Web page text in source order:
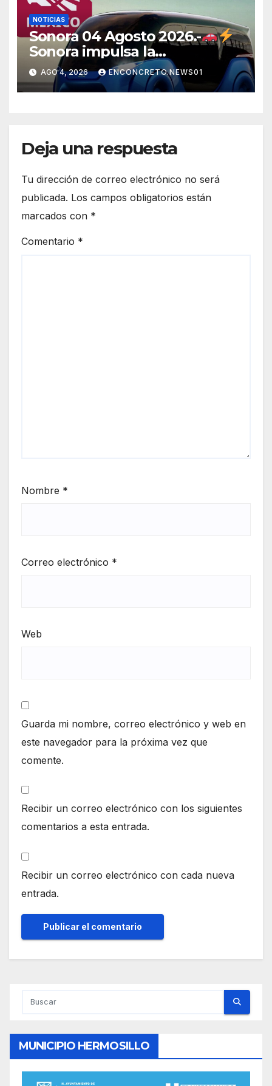
NOTICIAS
Sonora 04 Agosto 2026.-
Sonora impulsa la
electromovilidad con
«Beyond», un vehículo
eléctrico desarrollado junto al
AGO 4, 2026 ENCONCRETO.NEWS01
Deja una respuesta
Tu dirección de correo electrónico no será
publicada. Los campos obligatorios están
marcados con *
Comentario *
Nombre *
Correo electrónico *
Web
Guarda mi nombre, correo electrónico y web en
este navegador para la próxima vez que
comente.
Recibir un correo electrónico con los siguientes
comentarios a esta entrada.
Recibir un correo electrónico con cada nueva
entrada.
MUNICIPIO HERMOSILLO